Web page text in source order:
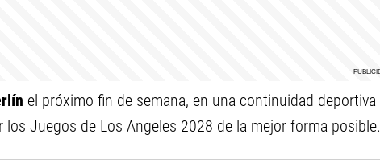
el próximo fin de semana, en una continuidad deportiva
Juegos de Los Angeles 2028 de la mejor forma posible.